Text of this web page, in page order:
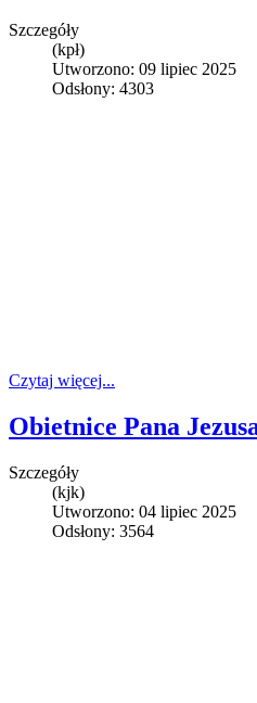
Szczegóły
(kpł)
Utworzono: 09 lipiec 2025
Odsłony: 4303
Czytaj więcej...
Obietnice Pana
Szczegóły
(kjk)
Utworzono: 04 lipiec 2025
Odsłony: 3564